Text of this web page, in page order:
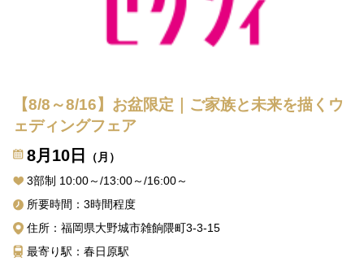
【8/8～8/16】お盆限定｜ご家族と未来を描くウ
ェディングフェア
8月10日
（月）
3部制 10:00～/13:00～/16:00～
所要時間：3時間程度
住所：福岡県大野城市雑餉隈町3-3-15
最寄り駅：春日原駅